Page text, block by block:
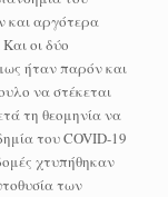
και αργότερα
οι δύο
ήταν παρόν και
να στέκεται
τη θεομηνία να
του COVID-19
χτυπήθηκαν
των